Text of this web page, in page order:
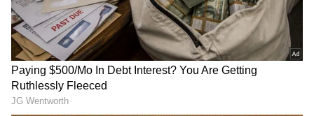
ಪಂತ್ ಅನುಪಸ್ಥಿತಿಯಲ್ಲಿ ಕೆ ಎಲ್ ರಾಹುಲ್ ವಿಕೆಟ್ ಕೀಪರ್
ಪಾತ್ರವನ್ನು ನಿಭಾಯಿಸಲಿದ್ದಾರೆ.
ತಂಡಗಳು ಹೀಗಿವೆ ನೋಡಿ
Cricket: 8 ವರ್ಷಗಳ ಪ್ರೀತಿ,